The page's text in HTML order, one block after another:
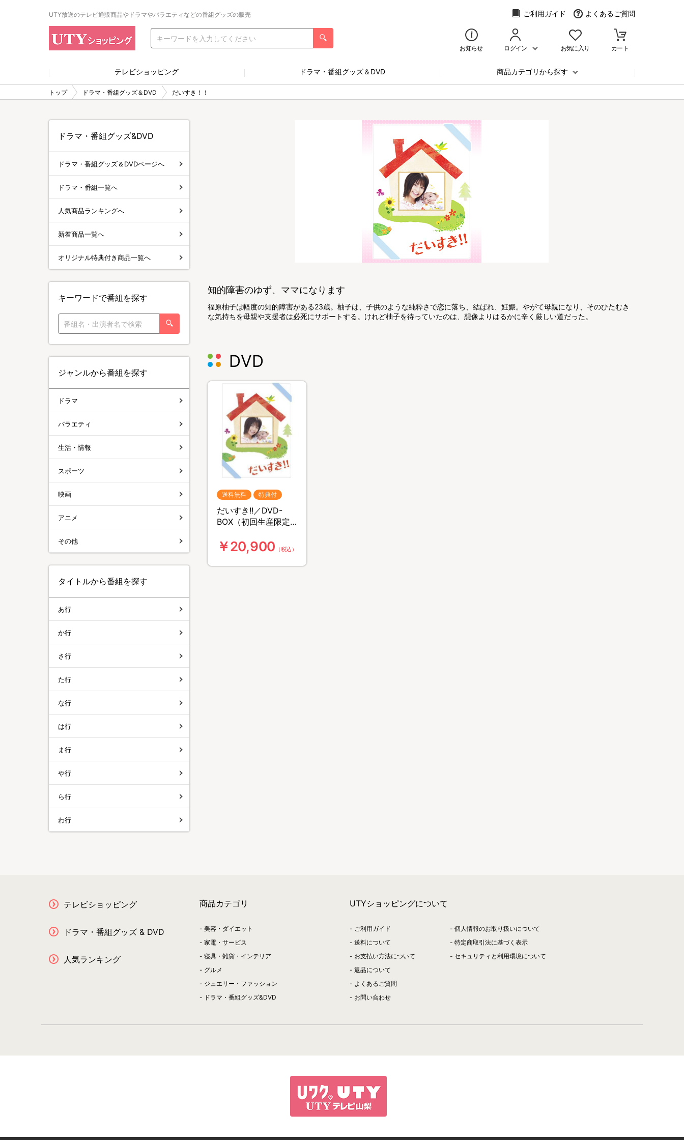
UTY放送のテレビ通販商品やドラマやバラエティなどの番組グッズの販売 ご利用ガイド よくあるご質問
お知らせ ログイン お気に入り カート
テレビショッピング ドラマ・番組グッズ＆DVD 商品カテゴリから探す
トップ ドラマ・番組グッズ＆DVD だいすき！！
知的障害のゆず、ママになります
福原柚子は軽度の知的障害がある23歳。柚子は、子供のような純粋さで恋に落ち、結ばれ、妊娠。やがて母親になり、そのひたむき
な気持ちを母親や支援者は必死にサポートする。けれど柚子を待っていたのは、想像よりはるかに辛く厳しい道だった。
DVD
送料無料 特典付
だいすき!!／DVD-
BOX（初回生産限定
料）
￥20,900 （税込）
ドラマ・番組グッズ&DVD
ドラマ・番組グッズ＆DVDページへ
ドラマ・番組一覧へ
人気商品ランキングへ
新着商品一覧へ
オリジナル特典付き商品一覧へ
キーワードで番組を探す
ジャンルから番組を探す
ドラマ
バラエティ
生活・情報
スポーツ
映画
アニメ
その他
タイトルから番組を探す
あ行
か行
さ行
た行
な行
は行
ま行
や行
ら行
わ行
テレビショッピング
ドラマ・番組グッズ & DVD
人気ランキング
商品カテゴリ
美容・ダイエット
家電・サービス
寝具・雑貨・インテリア
グルメ
ジュエリー・ファッション
ドラマ・番組グッズ&DVD
UTYショッピングについて
ご利用ガイド
送料について
お支払い方法について
返品について
よくあるご質問
お問い合わせ
個人情報のお取り扱いについて
特定商取引法に基づく表示
セキュリティと利用環境について